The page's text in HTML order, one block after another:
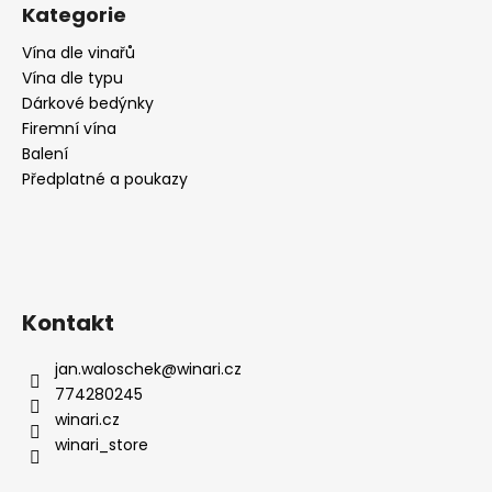
Kategorie
Vína dle vinařů
Vína dle typu
Dárkové bedýnky
Firemní vína
Balení
Předplatné a poukazy
Kontakt
jan.waloschek@winari.cz
774280245
winari.cz
winari_store